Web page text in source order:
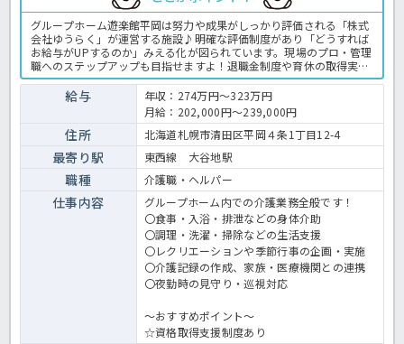
グループホーム遊楽館平岡は努力や成果がしっかり評価される「株式
会社ゆうらく」が運営する施設♪明確な評価制度があり「どうすれば
お給与がUPするのか」みえる化が図られています。現場のプロ・管理
職へのステップアップも目指せますよ！退職金制度や育休の取得実績
など安心の福利厚生もしっかり完備◎長くご活躍頂ける職場で、一緒
にお仕事しませんか？ グルホでの介護業務全般です。 ＜介護職 正
職員 グループホームの求人＞
給与
年収：274万円～323万円
月給：202,000円～239,000円
住所 北海道札幌市清田区平岡４条1丁目12-4
最寄り駅 東西線 大谷地駅
職種 介護職・ヘルパー
仕事内容
グループホーム内での介護業務全般です！
〇食事・入浴・排泄などの身体介助
〇調理・洗濯・掃除などの生活支援
〇レクリエーションや季節行事の企画・実施
〇介護記録の作成、家族・医療機関との連携
〇夜勤時の見守り・巡視対応
～おすすめポイント～
☆資格取得支援制度あり